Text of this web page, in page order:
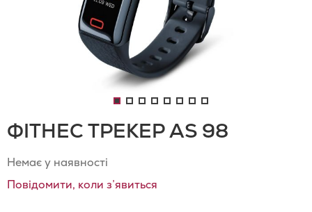
ФІТНЕС ТРЕКЕР AS 98
Немає у наявності
Повідомити, коли з’явиться